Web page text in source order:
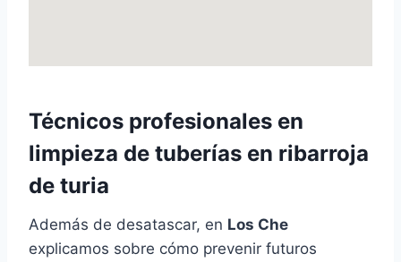
Técnicos profesionales en
limpieza de tuberías en ribarroja
de turia
Además de desatascar, en Los Che
explicamos sobre cómo prevenir futuros